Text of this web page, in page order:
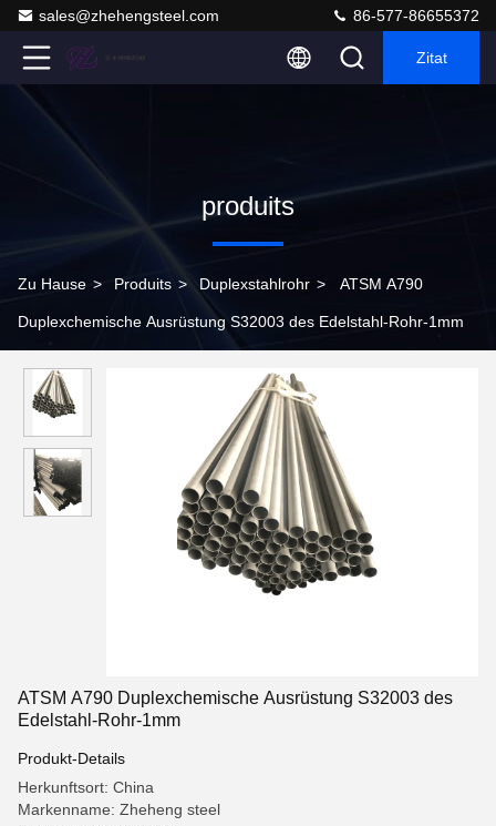
sales@zhehengsteel.com 86-577-86655372
Zitat
produits
Zu Hause > Produits > Duplexstahlrohr > ATSM A790
Duplexchemische Ausrüstung S32003 des Edelstahl-Rohr-1mm
ATSM A790 Duplexchemische Ausrüstung S32003 des
Edelstahl-Rohr-1mm
Produkt-Details
Herkunftsort: China
Markenname: Zheheng steel